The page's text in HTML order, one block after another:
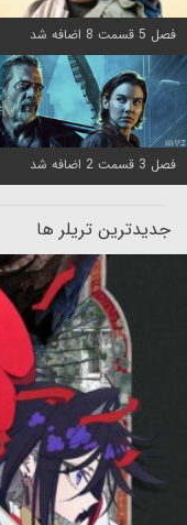
فصل 5 قسمت 8 اضافه شد
فصل 3 قسمت 2 اضافه شد
جدیدترین تریلر ها